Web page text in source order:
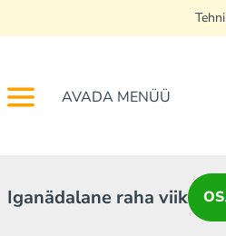
AVADA MENÜÜ
Iganädalane raha viik